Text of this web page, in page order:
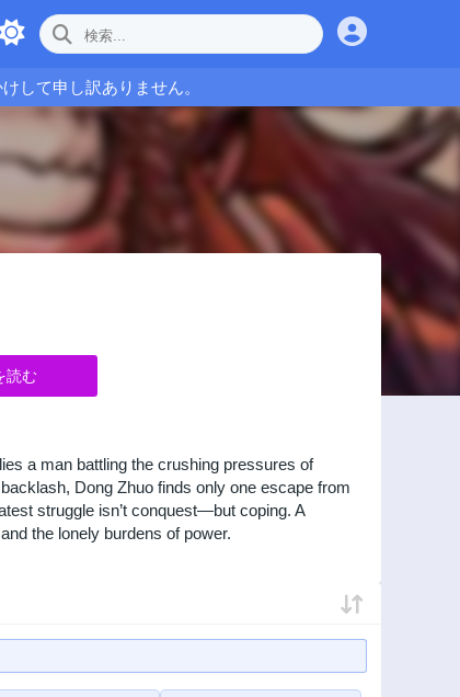
して申し訳ありません。
読む
a man battling the crushing pressures of
Dong Zhuo finds only one escape from
struggle isn’t conquest—but coping. A
the lonely burdens of power.